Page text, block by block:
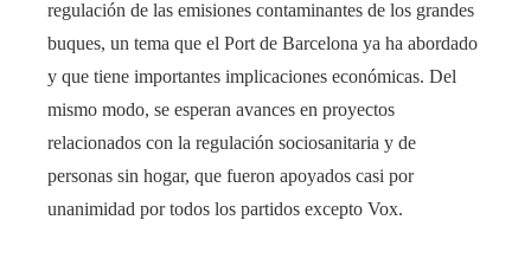
regulación de las emisiones contaminantes de los grandes
buques, un tema que el Port de Barcelona ya ha abordado
y que tiene importantes implicaciones económicas. Del
mismo modo, se esperan avances en proyectos
relacionados con la regulación sociosanitaria y de
personas sin hogar, que fueron apoyados casi por
unanimidad por todos los partidos excepto Vox.